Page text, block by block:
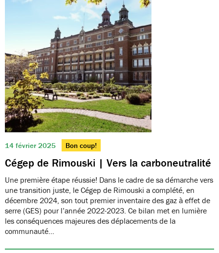
14 février 2025 Bon coup!
Cégep de Rimouski | Vers la carboneutralité
Une première étape réussie! Dans le cadre de sa démarche vers
une transition juste, le Cégep de Rimouski a complété, en
décembre 2024, son tout premier inventaire des gaz à effet de
serre (GES) pour l’année 2022-2023. Ce bilan met en lumière
les conséquences majeures des déplacements de la
communauté…